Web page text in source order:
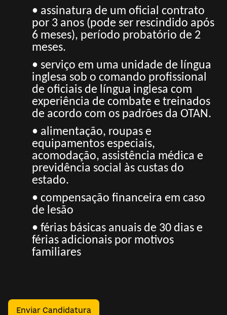
• assinatura de um oficial contrato
por 3 anos (pode ser rescindido após
6 meses), período probatório de 2
meses.
• serviço em uma unidade de língua
inglesa sob o comando profissional
de oficiais de língua inglesa com
experiência de combate e treinados
de acordo com os padrões da OTAN.
• alimentação, roupas e
equipamentos especiais,
acomodação, assistência médica e
previdência social às custas do
estado.
• compensação financeira em caso
de lesão
• férias básicas anuais de 30 dias e
férias adicionais por motivos
familiares
Enviar Candidatura